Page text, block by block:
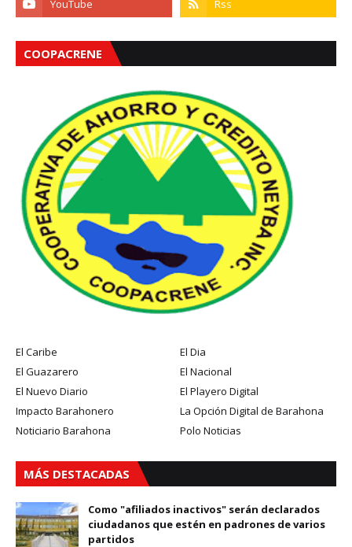
COOPACRENE
El Caribe
El Dia
El Guazarero
El Nacional
El Nuevo Diario
El Playero Digital
Impacto Barahonero
La Opción Digital de Barahona
Noticiario Barahona
Polo Noticias
MÁS DESTACADAS
Como "afiliados inactivos" serán declarados
ciudadanos que estén en padrones de varios
partidos